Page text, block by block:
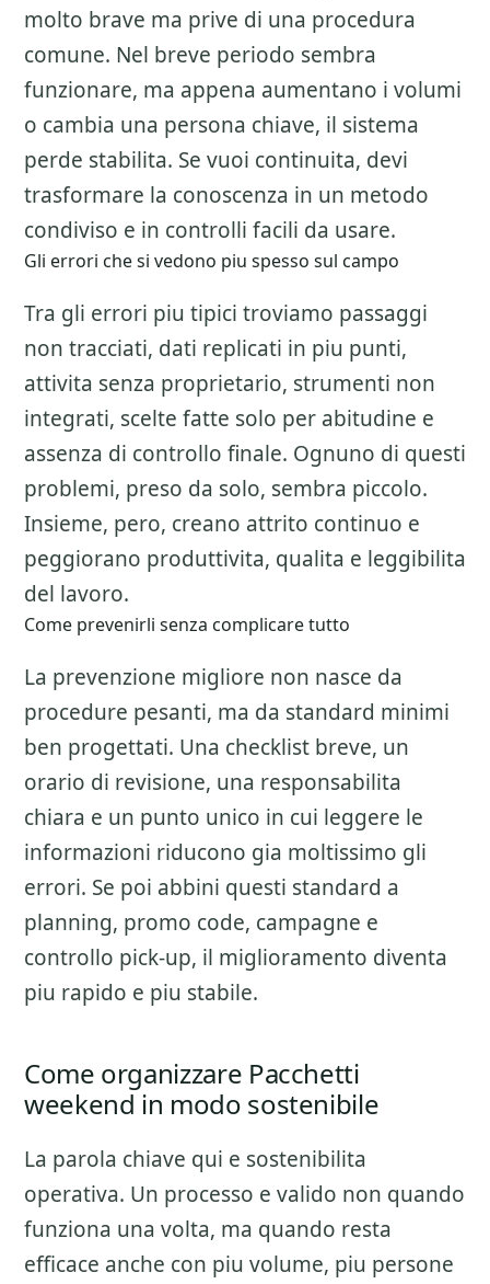
molto brave ma prive di una procedura
comune. Nel breve periodo sembra
funzionare, ma appena aumentano i volumi
o cambia una persona chiave, il sistema
perde stabilita. Se vuoi continuita, devi
trasformare la conoscenza in un metodo
condiviso e in controlli facili da usare.
Gli errori che si vedono piu spesso sul campo
Tra gli errori piu tipici troviamo passaggi
non tracciati, dati replicati in piu punti,
attivita senza proprietario, strumenti non
integrati, scelte fatte solo per abitudine e
assenza di controllo finale. Ognuno di questi
problemi, preso da solo, sembra piccolo.
Insieme, pero, creano attrito continuo e
peggiorano produttivita, qualita e leggibilita
del lavoro.
Come prevenirli senza complicare tutto
La prevenzione migliore non nasce da
procedure pesanti, ma da standard minimi
ben progettati. Una checklist breve, un
orario di revisione, una responsabilita
chiara e un punto unico in cui leggere le
informazioni riducono gia moltissimo gli
errori. Se poi abbini questi standard a
planning, promo code, campagne e
controllo pick-up, il miglioramento diventa
piu rapido e piu stabile.
Come organizzare Pacchetti
weekend in modo sostenibile
La parola chiave qui e sostenibilita
operativa. Un processo e valido non quando
funziona una volta, ma quando resta
efficace anche con piu volume, piu persone